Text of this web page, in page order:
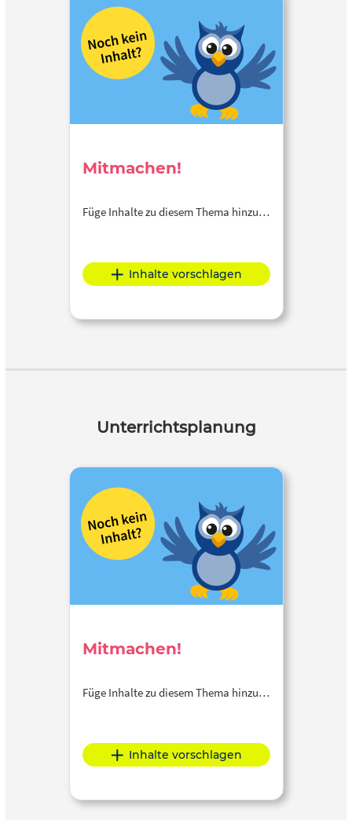
Mitmachen!
Füge Inhalte zu diesem Thema hinzu…
Inhalte vorschlagen
Unterrichtsplanung
Mitmachen!
Füge Inhalte zu diesem Thema hinzu…
Inhalte vorschlagen